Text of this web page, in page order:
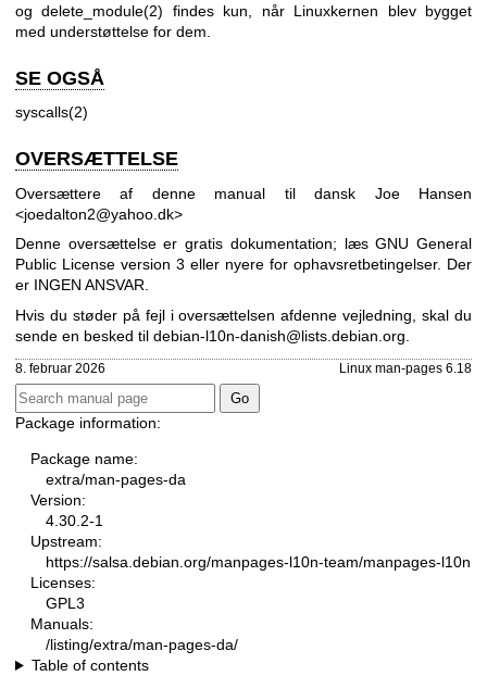
ogdelete_module(2) findes kun, når Linuxkernen blev bygget
med understøttelse for dem.
SE OGSÅ
syscalls(2)
OVERSÆTTELSE
Oversættere af denne manual til dansk Joe Hansen
<joedalton2@yahoo.dk>
Denne oversættelse er gratis dokumentation; læsGNU General
Public License version 3 eller nyere for ophavsretbetingelser. Der
er INGEN ANSVAR.
Hvis du støder på fejl i oversættelsen af ​​denne vejledning, skal du
sende en besked til debian-l10n-danish@lists.debian.org
8. februar 2026 Linux man-pages 6.18
Package information:
Package name:
extra/man-pages-da
Version:
4.30.2-1
Upstream:
https://salsa.debian.org/manpages-l10n-team/manpages-l10n
Licenses:
GPL3
Manuals:
/listing/extra/man-pages-da/
Table of contents